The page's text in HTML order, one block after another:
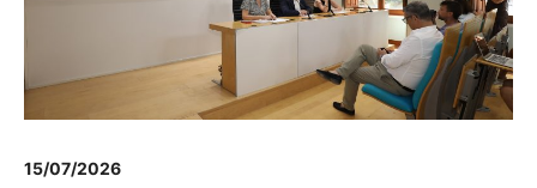
15/07/2026